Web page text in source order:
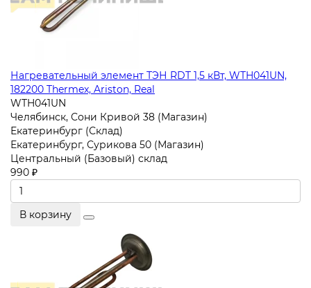
Нагревательный элемент ТЭН RDT 1,5 кВт, WTH041UN,
182200 Thermex, Ariston, Real
WTH041UN
Челябинск, Сони Кривой 38 (Магазин)
Екатеринбург (Склад)
Екатеринбург, Сурикова 50 (Магазин)
Центральный (Базовый) склад
990 ₽
В корзину